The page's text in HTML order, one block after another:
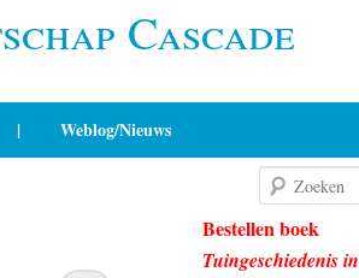
Cascade
| Weblog/Nieuws
Bestellen boek
Tuingeschiedenis in